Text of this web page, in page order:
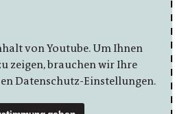
von Youtube. Um Ihnen
zeigen, brauchen wir Ihre
Datenschutz-Einstellungen.